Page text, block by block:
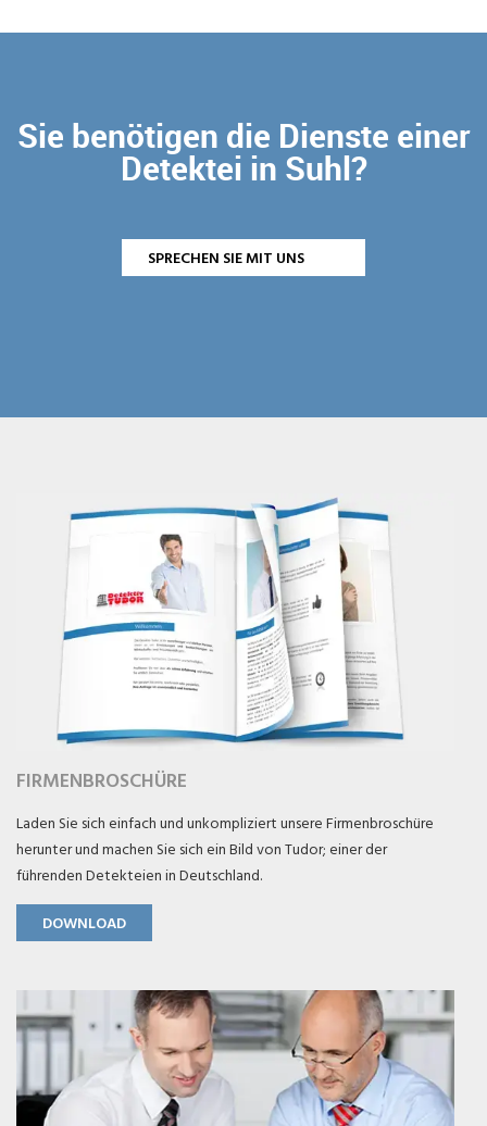
Sie benötigen die Dienste einer
Detektei in Suhl?
SPRECHEN SIE MIT UNS
FIRMENBROSCHÜRE
Laden Sie sich einfach und unkompliziert unsere Firmenbroschüre
herunter und machen Sie sich ein Bild von Tudor; einer der
führenden Detekteien in Deutschland.
DOWNLOAD